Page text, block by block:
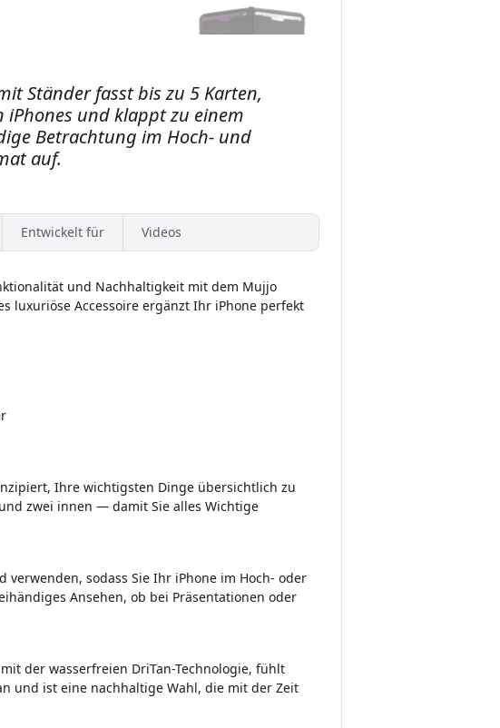
Ständer fasst bis zu 5 Karten,
und klappt zu einem
Betrachtung im Hoch- und
auf.
Entwickelt für Videos
und Nachhaltigkeit mit dem Mujjo
luxuriöse Accessoire ergänzt Ihr iPhone perfekt
Ihre wichtigsten Dinge übersichtlich zu
zwei innen — damit Sie alles Wichtige
verwenden, sodass Sie Ihr iPhone im Hoch- oder
Ansehen, ob bei Präsentationen oder
der wasserfreien DriTan-Technologie, fühlt
und ist eine nachhaltige Wahl, die mit der Zeit